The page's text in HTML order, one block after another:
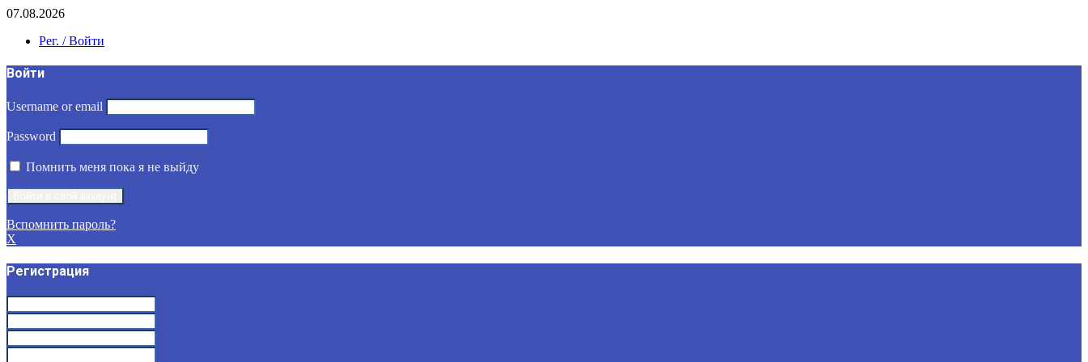
07.08.2026
Рег. / Войти
Войти
Username or email
Password
Помнить меня пока я не выйду
Вспомнить пароль?
X
Регистрация